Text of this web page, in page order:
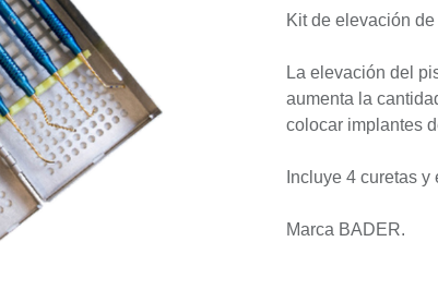
Kit de elevación
La elevación del
aumenta la
colocar implantes
Incluye 4 curetas
Marca BADER.